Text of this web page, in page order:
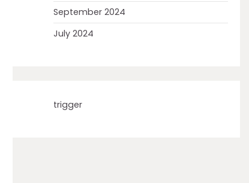
September 2024
July 2024
trigger